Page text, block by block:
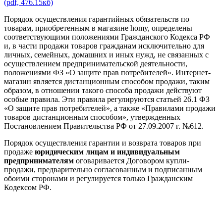
(pdf, 476.15кб)
Порядок осуществления гарантийных обязательств по
товарам, приобретенным в магазине homy, определены
соответствующими положениями Гражданского Кодекса РФ
и, в части продажи товаров гражданам исключительно для
личных, семейных, домашних и иных нужд, не связанных с
осуществлением предпринимательской деятельности,
положениями ФЗ «О защите прав потребителей». Интернет-
магазин является дистанционным способом продажи, таким
образом, в отношении такого способа продажи действуют
особые правила. Эти правила регулируются статьей 26.1 ФЗ
«О защите прав потребителей», а также «Правилами продажи
товаров дистанционным способом», утвержденных
Постановлением Правительства РФ от 27.09.2007 г. №612.
Порядок осуществления гарантии и возврата товаров при
продаже юридическим лицам и индивидуальным
предпринимателям оговаривается Договором купли-
продажи, предварительно согласованным и подписанным
обоими сторонами и регулируется только Гражданским
Кодексом РФ.